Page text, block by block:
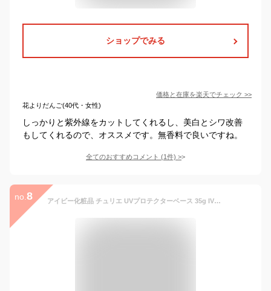
ショップでみる
価格と在庫を楽天でチェック >>
花よりだんご(40代・女性)
しっかりと紫外線をカットしてくれるし、美白とシワ改善
もしてくれるので、オススメです。無香料で良いですね。
全てのおすすめコメント (1件) >
no. 8 アイビー化粧品 チュリエ UVプロテクターベース 35g IVY ivy 日焼け止め(日焼止め)・化粧下地 SPF22 PA++ 顔 焼けない メイク 白くならない 紫外線 肌荒れ 乾燥 乾燥肌 敏感肌 トーンアップ さらさら サラサラ べたつかない ベタつかない 低刺激